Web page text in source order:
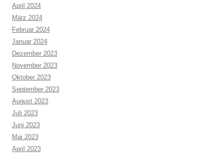
April 2024
März 2024
Februar 2024
Januar 2024
Dezember 2023
November 2023
Oktober 2023
September 2023
August 2023
Juli 2023
Juni 2023
Mai 2023
April 2023